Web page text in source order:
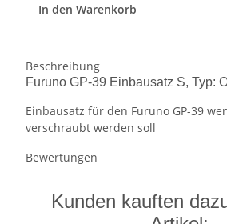
In den Warenkorb
Beschreibung
Furuno GP-39 Einbausatz S, Typ:
Einbausatz für den Furuno GP-39
verschraubt werden soll
Bewertungen
Kunden kauften